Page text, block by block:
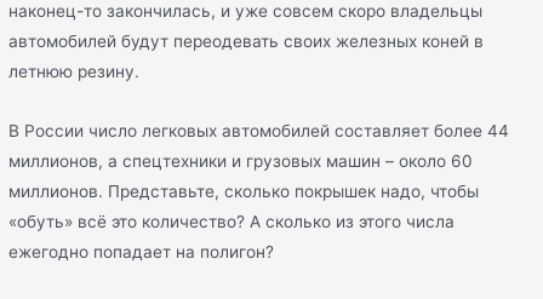
наконец-то закончилась, и уже совсем скоро владельцы
автомобилей будут переодевать своих железных коней в
летнюю резину.
В России число легковых автомобилей составляет более 44
миллионов, а спецтехники и грузовых машин – около 60
миллионов. Представьте, сколько покрышек надо, чтобы
«обуть» всё это количество? А сколько из этого числа
ежегодно попадает на полигон?